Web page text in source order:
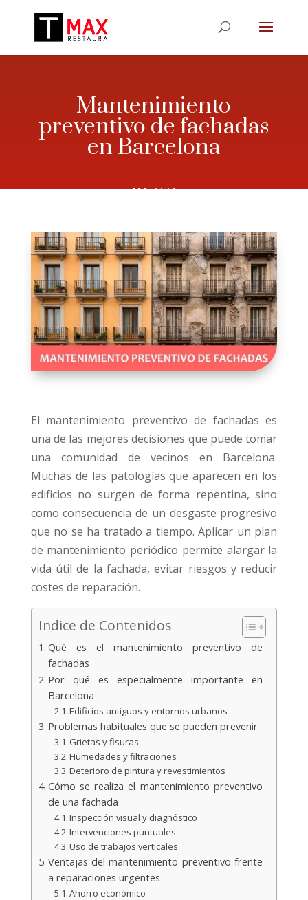
Mantenimiento
preventivo de fachadas
en Barcelona
– BLOG –
El mantenimiento preventivo de fachadas es
una de las mejores decisiones que puede tomar
una comunidad de vecinos en Barcelona.
Muchas de las patologías que aparecen en los
edificios no surgen de forma repentina, sino
como consecuencia de un desgaste progresivo
que no se ha tratado a tiempo. Aplicar un plan
de mantenimiento periódico permite alargar la
vida útil de la fachada, evitar riesgos y reducir
costes de reparación.
Indice de Contenidos
Qué es el mantenimiento preventivo de
fachadas
Por qué es especialmente importante en
Barcelona
Edificios antiguos y entornos urbanos
Problemas habituales que se pueden prevenir
Grietas y fisuras
Humedades y filtraciones
Deterioro de pintura y revestimientos
Cómo se realiza el mantenimiento preventivo
de una fachada
Inspección visual y diagnóstico
Intervenciones puntuales
Uso de trabajos verticales
Ventajas del mantenimiento preventivo frente
a reparaciones urgentes
Ahorro económico